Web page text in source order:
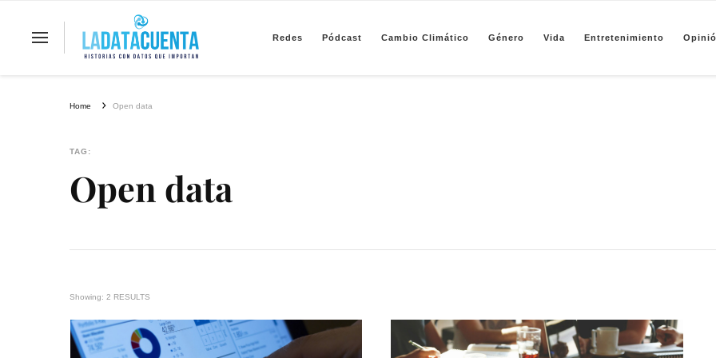
La Data Cuenta es una plataforma independiente de periodismo basado en análisis de datos y visualización de información sobre
Redes Pódcast Cambio Climático Género Vida Entretenimiento
Home Open data
TAG:
Open data
Showing: 2 RESULTS